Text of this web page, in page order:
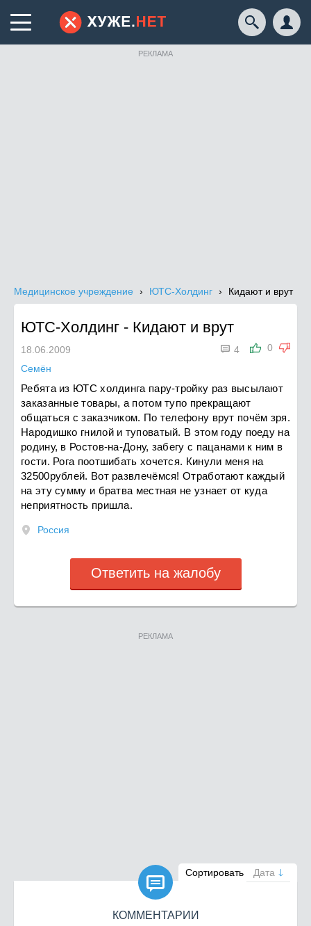
РЕКЛАМА
Медицинское учреждение ЮТС-Холдинг Кидают и врут
ЮТС-Холдинг - Кидают и врут
0
 4
18.06.2009
Семён
Ребята из ЮТС холдинга пару-тройку раз высылают
заказанные товары, а потом тупо прекращают
общаться с заказчиком. По телефону врут почём зря.
Народишко гнилой и туповатый. В этом году поеду на
родину, в Ростов-на-Дону, забегу с пацанами к ним в
гости. Рога поотшибать хочется. Кинули меня на
32500рублей. Вот развлечёмся! Отработают каждый
на эту сумму и братва местная не узнает от куда
неприятность пришла.
Россия
Ответить на жалобу
РЕКЛАМА
Сортировать Дата

КОММЕНТАРИИ